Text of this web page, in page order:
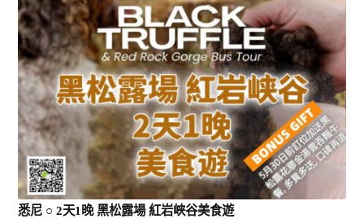
悉尼 ○ 2天1晚 黑松露場 紅岩峡谷美食遊